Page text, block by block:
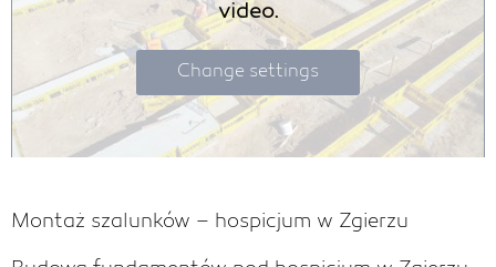
video.
Change settings
Montaż szalunków – hospicjum w Zgierzu